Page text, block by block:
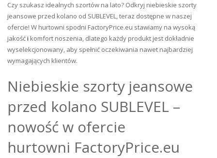
Czy szukasz idealnych szortów na lato? Odkryj niebieskie szorty
jeansowe przed kolano od SUBLEVEL, teraz dostępne w naszej
ofercie! W hurtowni spodni FactoryPrice.eu stawiamy na wysoką
jakośći komfort noszenia, dlatego każdy produkt jest dokładnie
wyselekcjonowany, aby spełnić oczekiwania nawet najbardziej
wymagających klientów.
Niebieskie szorty jeansowe
przed kolano SUBLEVEL –
nowość w ofercie
hurtowni FactoryPrice.eu